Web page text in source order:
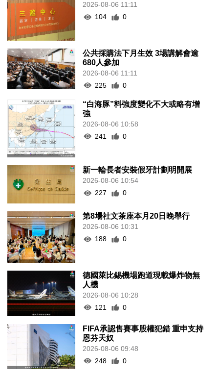
2026-08-06 11:11
104
0
公共採購法下月生效 3場講解會逾
680人參加
2026-08-06 11:11
225
0
“白海豚”料強度變化不大或略有增
強
2026-08-06 10:58
241
0
新一輪長者安裝假牙計劃明開展
2026-08-06 10:54
227
0
第8場社文茶座本月20日晚舉行
2026-08-06 10:31
188
0
德國萊比錫機場跑道現載爆炸物無
人機
2026-08-06 10:28
121
0
FIFA承認售賽事股權犯錯 重申支持
恩芬天奴
2026-08-06 09:48
248
0